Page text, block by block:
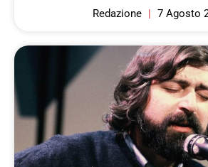
Redazione 7 Agosto